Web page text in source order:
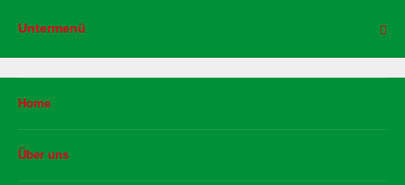
Untermenü
Home
Über uns